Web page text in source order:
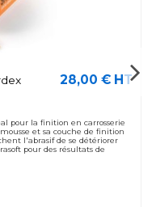
28,00 € HT
pour la finition en carrosserie
et sa couche de finition
l'abrasif de se détériorer
pour des résultats de